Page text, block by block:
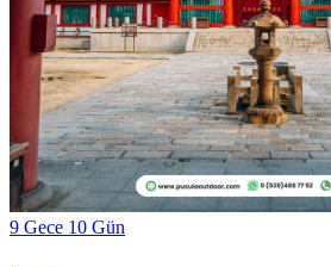
9 Gece 10 Gün